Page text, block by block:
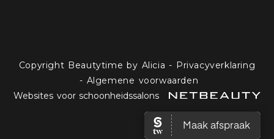
Copyright Beautytime by Alicia - Privacyverklaring
- Algemene voorwaarden
Websites voor schoonheidssalons